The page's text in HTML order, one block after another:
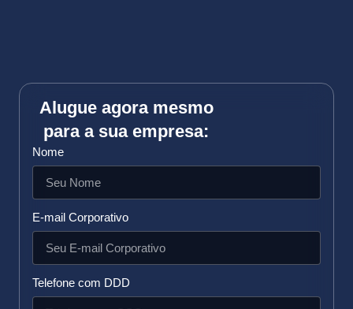
Alugue agora mesmo
para a sua empresa:
Nome
E-mail Corporativo
Telefone com DDD